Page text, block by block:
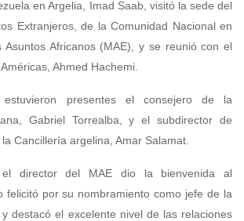
en Argelia, Imad Saab, visitó la sede del
Extranjeros, de la Comunidad Nacional en
Africanos (MAE), y se reunió con el
Ahmed Hachemi.
presentes el consejero de la
Gabriel Torrealba, y el subdirector de
Cancillería argelina, Amar Salamat.
director del MAE dio la bienvenida al
felicitó por su nombramiento como jefe de la
destacó el excelente nivel de las relaciones